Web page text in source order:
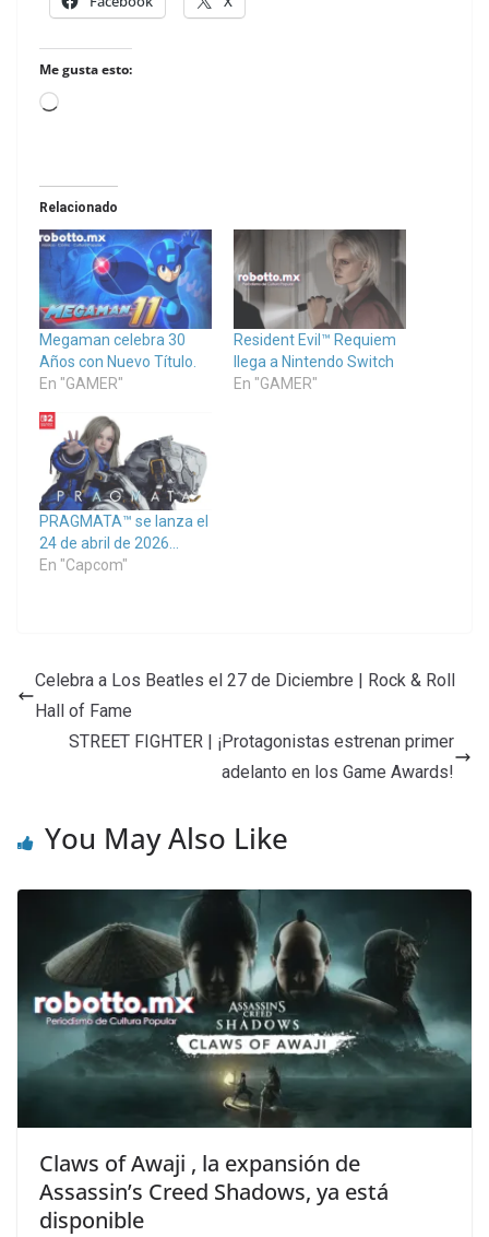
Me gusta esto:
Loading…
Relacionado
Megaman celebra 30
Años con Nuevo Título.
En "GAMER"
Resident Evil™ Requiem
llega a Nintendo Switch
En "GAMER"
PRAGMATA™ se lanza el
24 de abril de 2026…
En "Capcom"
Celebra a Los Beatles el 27 de Diciembre | Rock & Roll
Hall of Fame
STREET FIGHTER | ¡Protagonistas estrenan primer
adelanto en los Game Awards!
You May Also Like
Claws of Awaji , la expansión de
Assassin’s Creed Shadows, ya está
disponible